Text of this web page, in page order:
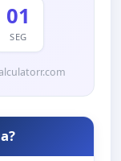
00
SEG